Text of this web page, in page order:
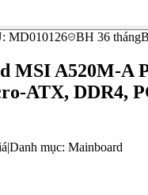
MD010126 BH 36 tháng
MSI A520M-A
ATX, DDR4,
|Danh mục: Mainboard